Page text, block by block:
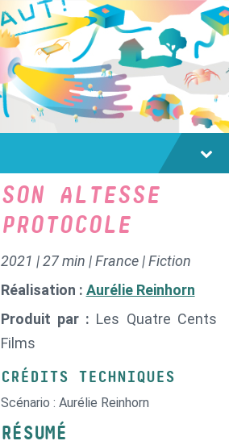
SON ALTESSE
PROTOCOLE
2021 | 27 min | France | Fiction
Réalisation : Aurélie Reinhorn
Produit par : Les Quatre Cents
Films
CRÉDITS TECHNIQUES
Scénario : Aurélie Reinhorn
RÉSUMÉ